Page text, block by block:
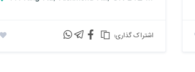
:اشتراک گذاری